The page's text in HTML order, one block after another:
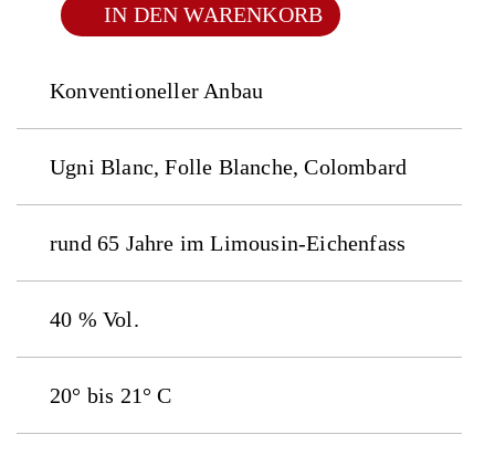
IN DEN WARENKORB
Konventioneller Anbau
Ugni Blanc, Folle Blanche, Colombard
rund 65 Jahre im Limousin-Eichenfass
40 % Vol.
20° bis 21° C